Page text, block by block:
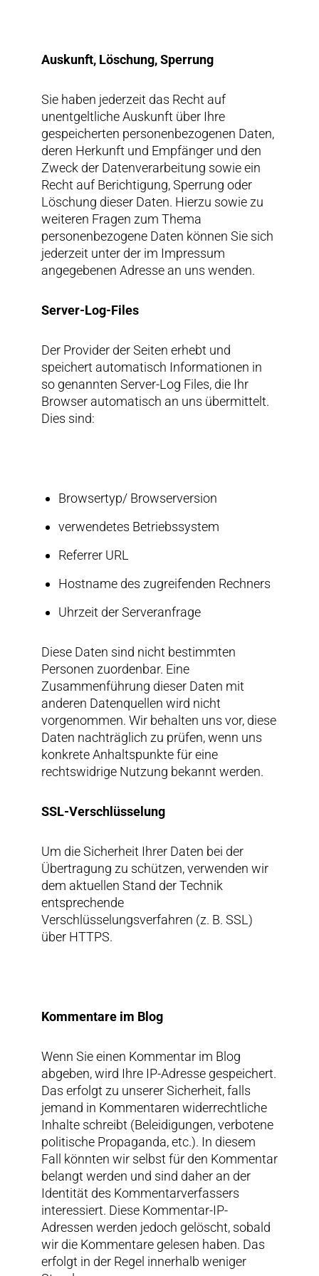
Auskunft, Löschung, Sperrung
Sie haben jederzeit das Recht auf
unentgeltliche Auskunft über Ihre
gespeicherten personenbezogenen Daten,
deren Herkunft und Empfänger und den
Zweck der Datenverarbeitung sowie ein
Recht auf Berichtigung, Sperrung oder
Löschung dieser Daten. Hierzu sowie zu
weiteren Fragen zum Thema
personenbezogene Daten können Sie sich
jederzeit unter der im Impressum
angegebenen Adresse an uns wenden.
Server-Log-Files
Der Provider der Seiten erhebt und
speichert automatisch Informationen in
so genannten Server-Log Files, die Ihr
Browser automatisch an uns übermittelt.
Dies sind:
Browsertyp/ Browserversion
verwendetes Betriebssystem
Referrer URL
Hostname des zugreifenden Rechners
Uhrzeit der Serveranfrage
Diese Daten sind nicht bestimmten
Personen zuordenbar. Eine
Zusammenführung dieser Daten mit
anderen Datenquellen wird nicht
vorgenommen. Wir behalten uns vor, diese
Daten nachträglich zu prüfen, wenn uns
konkrete Anhaltspunkte für eine
rechtswidrige Nutzung bekannt werden.
SSL-Verschlüsselung
Um die Sicherheit Ihrer Daten bei der
Übertragung zu schützen, verwenden wir
dem aktuellen Stand der Technik
entsprechende
Verschlüsselungsverfahren (z. B. SSL)
über HTTPS.
Kommentare im Blog
Wenn Sie einen Kommentar im Blog
abgeben, wird Ihre IP-Adresse gespeichert.
Das erfolgt zu unserer Sicherheit, falls
jemand in Kommentaren widerrechtliche
Inhalte schreibt (Beleidigungen, verbotene
politische Propaganda, etc.). In diesem
Fall könnten wir selbst für den Kommentar
belangt werden und sind daher an der
Identität des Kommentarverfassers
interessiert. Diese Kommentar-IP-
Adressen werden jedoch gelöscht, sobald
wir die Kommentare gelesen haben. Das
erfolgt in der Regel innerhalb weniger